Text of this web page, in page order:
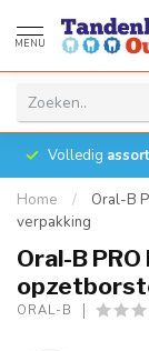
MENU
Volledig
Home /
Oral-B
verpakking
Oral-B
ORAL-B